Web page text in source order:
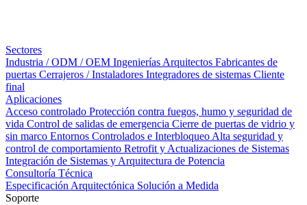
Sectores
Industria / ODM / OEM Ingenierías Arquitectos Fabricantes de
puertas Cerrajeros / Instaladores Integradores de sistemas Cliente
final
Aplicaciones
Acceso controlado Protección contra fuegos, humo y seguridad de
vida Control de salidas de emergencia Cierre de puertas de vidrio y
sin marco Entornos Controlados e Interbloqueo Alta seguridad y
control de comportamiento Retrofit y Actualizaciones de Sistemas
Integración de Sistemas y Arquitectura de Potencia
Consultoría Técnica
Especificación Arquitectónica Solución a Medida
Soporte